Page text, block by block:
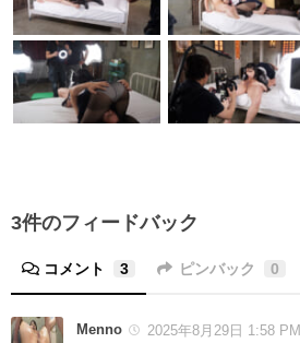
3件のフィードバック
コメント 3 ピンバック 0
Menno
2025年8月29日 1:58 PM